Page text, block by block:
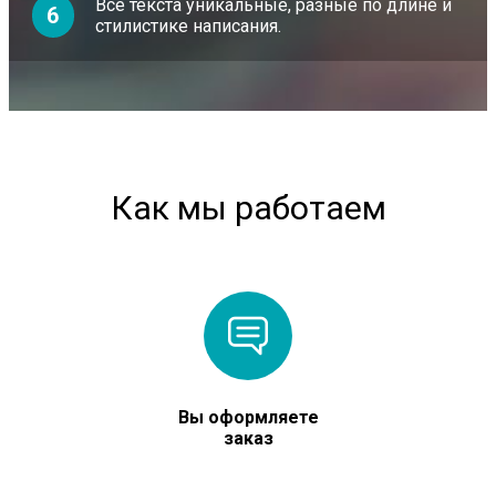
6
Все текста уникальные, разные по длине и
стилистике написания.
Как мы работаем
Вы оформляете
заказ